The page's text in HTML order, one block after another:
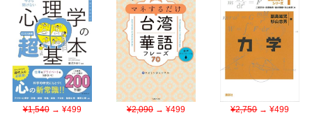
¥1,540→ ¥499 ¥2,090→ ¥499 ¥2,750→ ¥499